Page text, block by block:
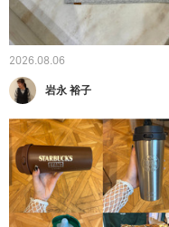
2026.08.06
岩永 裕子